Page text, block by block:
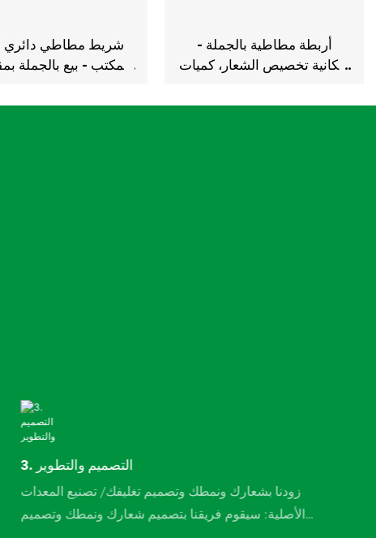
شريط مطاطي دائري
للمكتب - بيع بالجملة
أربطة مطاطية بالجملة -
إمكانية تخصيص الشعار، كميات
3. التصميم والتطوير
زودنا بشعارك ونمطك وتصميم تغليفك/ تصنيع المعدات
الأصلية: سيقوم فريقنا بتصميم شعارك ونمطك وتصميم